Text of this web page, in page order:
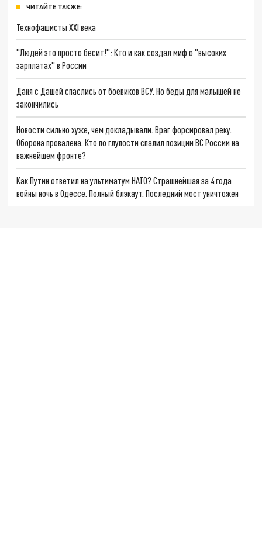
ЧИТАЙТЕ ТАКЖЕ:
Технофашисты XXI века
"Людей это просто бесит!": Кто и как создал миф о "высоких
зарплатах" в России
Даня с Дашей спаслись от боевиков ВСУ. Но беды для малышей не
закончились
Новости сильно хуже, чем докладывали. Враг форсировал реку.
Оборона провалена. Кто по глупости спалил позиции ВС России на
важнейшем фронте?
Как Путин ответил на ультиматум НАТО? Страшнейшая за 4 года
войны ночь в Одессе. Полный блэкаут. Последний мост уничтожен